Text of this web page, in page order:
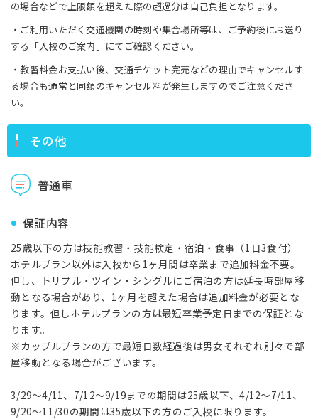
の場合などで上限額を超えた際の超過分は自己負担となります。
・ご利用いただく交通機関の時刻や集合場所等は、ご予約後にお送り
する「入校のご案内」にてご確認ください。
・教習料金お支払い後、交通チケット完売などの理由でキャンセルす
る場合も通常と同額のキャンセル料が発生しますのでご注意くださ
い。
その他
普通車
保証内容
25歳以下の方は技能教習・技能検定・宿泊・食事（1日3食付）
ホテルプラン以外は入校から1ヶ月間は卒業まで追加料金不要。
但し、トリプル・ツイン・シングルにご宿泊の方は延長時部屋移
動となる場合があり、1ヶ月を超えた場合は追加料金が必要とな
ります。但しホテルプランの方は最短卒業予定日までの保証とな
ります。
※カップルプランの方で最短日数経過後は男女それぞれ別々で部
屋移動となる場合がございます。
3/29～4/11、7/12～9/19までの期間は25歳以下、4/12～7/11、
9/20～11/30の期間は35歳以下の方のご入校に限ります。